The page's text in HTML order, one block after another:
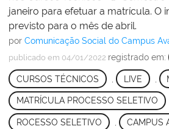
janeiro para efetuar a matrícula. O
previsto para o mês de abril.
por Comunicação Social do Campus
publicado em 04/01/2022 registrado em:
CURSOS TÉCNICOS LIVE
MATRÍCULA PROCESSO SELETIVO
ROCESSO SELETIVO CAMPUS